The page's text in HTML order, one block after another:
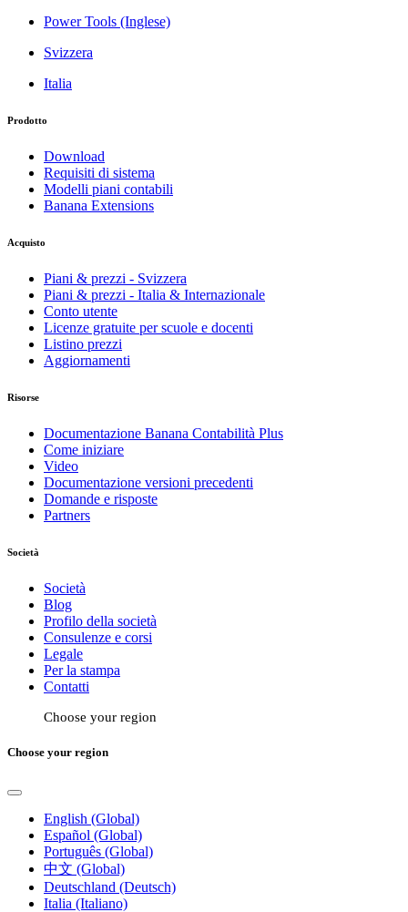
Power Tools (Inglese)
Svizzera
Italia
Prodotto
Download
Requisiti di sistema
Modelli piani contabili
Banana Extensions
Acquisto
Piani & prezzi - Svizzera
Piani & prezzi - Italia & Internazionale
Conto utente
Licenze gratuite per scuole e docenti
Listino prezzi
Aggiornamenti
Risorse
Documentazione Banana Contabilità Plus
Come iniziare
Video
Documentazione versioni precedenti
Domande e risposte
Partners
Società
Società
Blog
Profilo della società
Consulenze e corsi
Legale
Per la stampa
Contatti
Choose your region
Choose your region
English (Global)
Español (Global)
Português (Global)
中文 (Global)
Deutschland (Deutsch)
Italia (Italiano)